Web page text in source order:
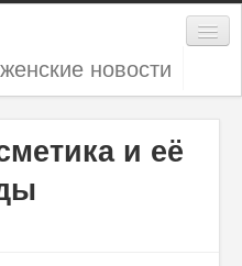
новости
и её